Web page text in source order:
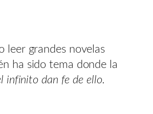
leer grandes novelas
ha sido tema donde la
infinito dan fe de ello.